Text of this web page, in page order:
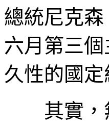
總統尼克
六月第三
久性的國定
其實，無